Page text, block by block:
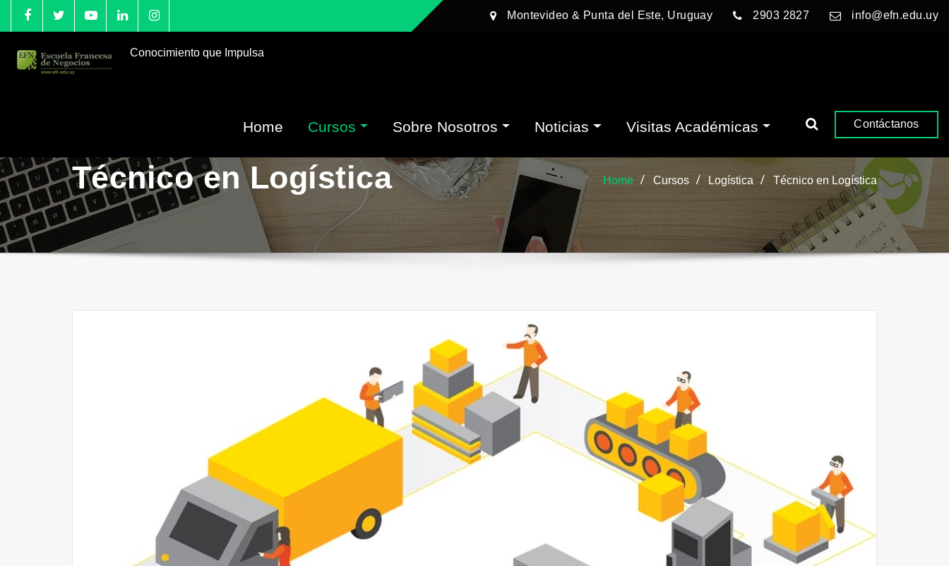
Montevideo & Punta del Este, Uruguay 2903 2827 info@efn.edu.uy
Conocimiento que Impulsa
Home Cursos Sobre Nosotros Noticias Visitas Académicas Contáctanos
Técnico en Logística Home Cursos Logística Técnico en Logística